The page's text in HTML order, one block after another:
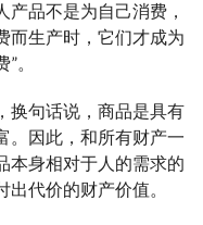
品不是为自己消费，
而生产时，它们才成为
。
换句话说，商品是具有
。因此，和所有财产一
本身相对于人的需求的
代价的财产价值。